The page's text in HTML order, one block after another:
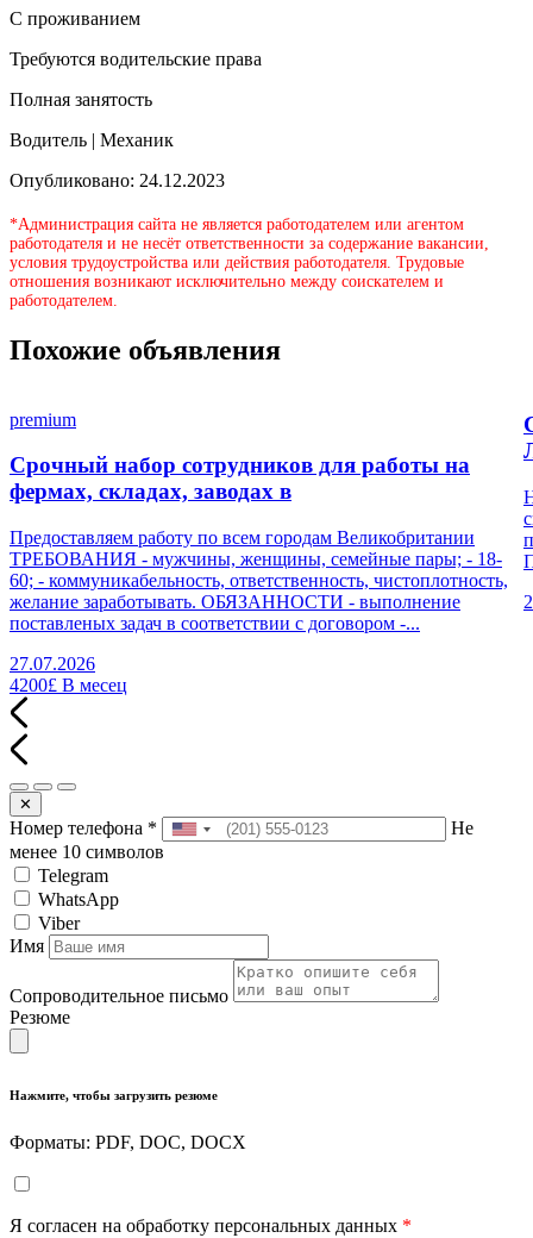
С проживанием
Требуются водительские права
Полная занятость
Водитель | Механик
Опубликовано: 24.12.2023
*Администрация сайта не является работодателем или агентом
работодателя и не несёт ответственности за содержание вакансии,
условия трудоустройства или действия работодателя. Трудовые
отношения возникают исключительно между соискателем и
работодателем.
Похожие объявления
premium
Срочный набор сотрудников для работы на
фермах, складах, заводах в
Предоставляем работу по всем городам Великобритании
ТРЕБОВАНИЯ - мужчины, женщины, семейные пары; - 18-
60; - коммуникабельность, ответственность, чистоплотность,
желание заработывать. ОБЯЗАННОСТИ - выполнение
поставленых задач в соответствии с договором -...
27.07.2026
4200£ В месец
✕
Номер телефона *
Не
менее 10 символов
Telegram
WhatsApp
Viber
Имя
Сопроводительное письмо
Резюме
Нажмите, чтобы загрузить резюме
Форматы: PDF, DOC, DOCX
Я согласен на обработку персональных данных *